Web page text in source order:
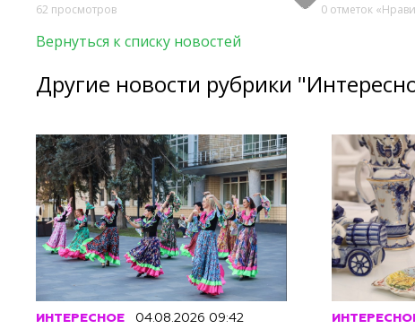
62 просмотров 0 отметок
Вернуться к списку новостей
Другие новости рубрики
ИНТЕРЕСНОЕ 04.08.2026 09:42